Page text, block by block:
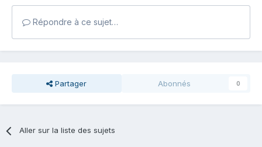
Répondre à ce sujet…
Partager Abonnés 0
Aller sur la liste des sujets